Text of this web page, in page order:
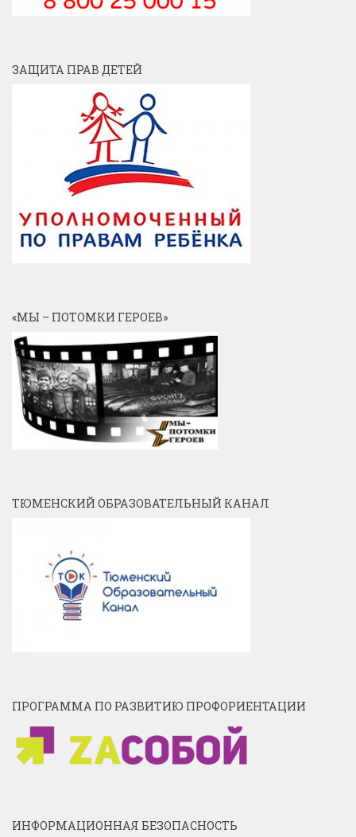
ЗАЩИТА ПРАВ ДЕТЕЙ
«МЫ – ПОТОМКИ ГЕРОЕВ»
ТЮМЕНСКИЙ ОБРАЗОВАТЕЛЬНЫЙ КАНАЛ
ПРОГРАММА ПО РАЗВИТИЮ ПРОФОРИЕНТАЦИИ
ИНФОРМАЦИОННАЯ БЕЗОПАСНОСТЬ